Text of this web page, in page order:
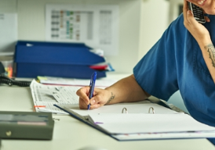
Sozialdienste & Zuweisende
Suche
Leichte Sprache
Gebärdensprache